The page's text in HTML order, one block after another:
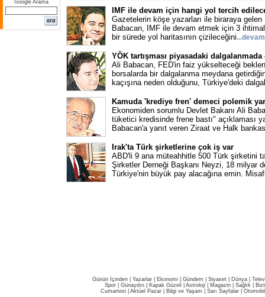
Google Arama
IMF ile devam için hangi yol tercih
Gazetelerin köşe yazarları ile biraraya gelen
Babacan, IMF ile devam etmek için 3
bir sürede yol haritasının çizileceğini
YÖK tartışması piyasadaki
Ali Babacan, FED'in faiz yükselteceği
borsalarda bir dalgalanma meydana
kaçışına neden olduğunu, Türkiye'deki
Kamuda 'krediye fren' demeci polemik
Ekonomiden sorumlu Devlet Bakanı Ali
tüketici kredisinde frene bastı" açıklaması
Babacan'a yanıt veren Ziraat ve Halk
Irak'ta Türk şirketlerine çok iş var
ABD'li 9 ana müteahhitle 500 Türk şirketini
Şirketler Derneği Başkanı Neyzi, 18 milyar
Türkiye'nin büyük pay alacağına emin.
Günün İçinden Yazarlar Ekonomi Gündem Siyaset Dünya |
Spor
Günaydın Kapak Güzeli Astroloji Magazin Sağlık
Cumartesi
Aktüel Pazar Bilgi ve Yaşam Sarı Sayfalar Otomobil